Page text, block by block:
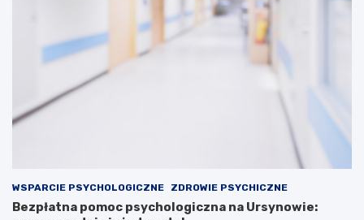
WSPARCIE PSYCHOLOGICZNE ZDROWIE PSYCHICZNE
Bezpłatna pomoc psychologiczna na Ursynowie: